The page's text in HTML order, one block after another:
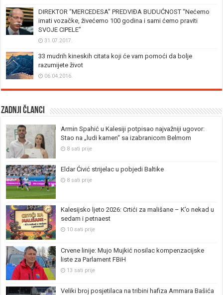
DIREKTOR “MERCEDESA” PREDVIĐA BUDUĆNOST “Nećemo
imati vozačke, živećemo 100 godina i sami ćemo praviti
SVOJE CIPELE”
31.07.2017.
33 mudrih kineskih citata koji će vam pomoći da bolje
razumijete život
06.04.2016.
Zadnji članci
Armin Spahić u Kalesiji potpisao najvažniji ugovor:
Stao na „ludi kamen“ sa izabranicom Belmom
8 sati prije
Eldar Ćivić strijelac u pobjedi Baltike
8 sati prije
Kalesijsko ljeto 2026: Crtići za mališane – K’o nekad u
sedam i petnaest
10 sati prije
Crvene linije: Mujo Mujkić nosilac kompenzacijske
liste za Parlament FBiH
13 sati prije
Veliki broj posjetilaca na tribini hafiza Ammara Bašića